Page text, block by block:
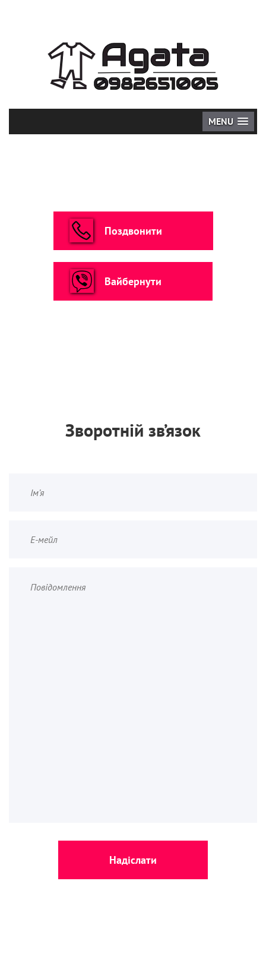
MENU
Поздвонити
Вайбернути
Зворотній зв’язок
Надіслати